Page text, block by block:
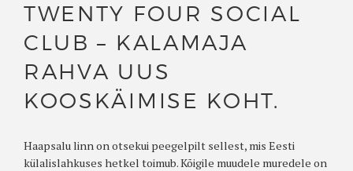
TWENTY FOUR SOCIAL
CLUB – KALAMAJA
RAHVA UUS
KOOSKÄIMISE KOHT.
Haapsalu linn on otsekui peegelpilt sellest, mis Eesti
külalislahkuses hetkel toimub. Kõigile muudele muredele on